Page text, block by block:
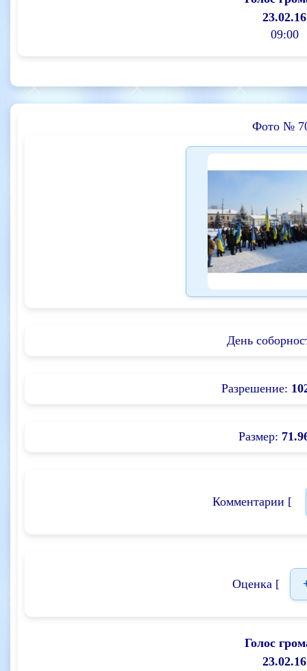
23.02.16
09:00
Фото №
День
Разрешение:
Размер:
Комментарии [
Оценка [
Голос
23.02.16